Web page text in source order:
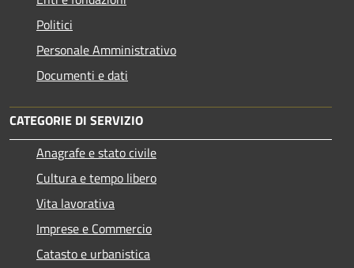
Politici
Personale Amministrativo
Documenti e dati
CATEGORIE DI SERVIZIO
Anagrafe e stato civile
Cultura e tempo libero
Vita lavorativa
Imprese e Commercio
Catasto e urbanistica